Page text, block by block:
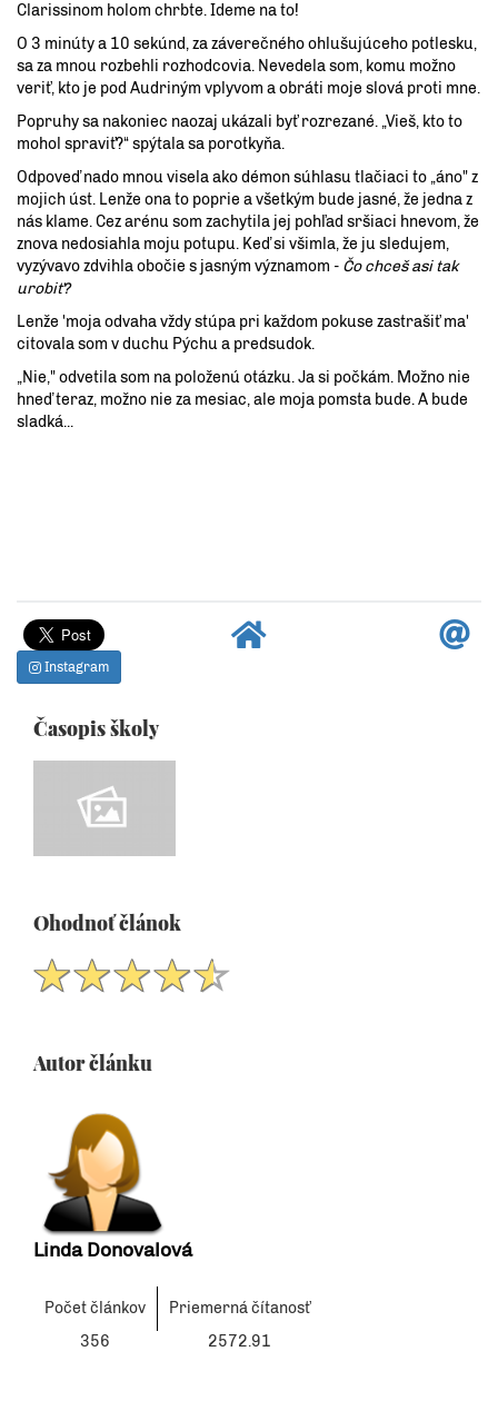
Clarissinom holom chrbte. Ideme na to!
O 3 minúty a 10 sekúnd, za záverečného ohlušujúceho potlesku,
sa za mnou rozbehli rozhodcovia. Nevedela som, komu možno
veriť, kto je pod Audriným vplyvom a obráti moje slová proti mne.
Popruhy sa nakoniec naozaj ukázali byť rozrezané. „Vieš, kto to
mohol spraviť?“ spýtala sa porotkyňa.
Odpoveď nado mnou visela ako démon súhlasu tlačiaci to „áno" z
mojich úst. Lenže ona to poprie a všetkým bude jasné, že jedna z
nás klame. Cez arénu som zachytila jej pohľad sršiaci hnevom, že
znova nedosiahla moju potupu. Keď si všimla, že ju sledujem,
vyzývavo zdvihla obočie s jasným významom - Čo chceš asi tak
urobiť?
Lenže 'moja odvaha vždy stúpa pri každom pokuse zastrašiť ma'
citovala som v duchu Pýchu a predsudok.
„Nie," odvetila som na položenú otázku. Ja si počkám. Možno nie
hneď teraz, možno nie za mesiac, ale moja pomsta bude. A bude
sladká...
Instagram
Časopis školy
Ohodnoť článok
Autor článku
Linda Donovalová
Počet článkov
Priemerná čítanosť
356
2572.91